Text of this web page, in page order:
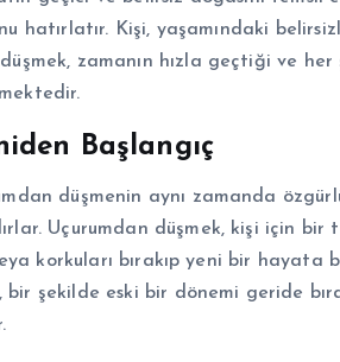
hatırlatır. Kişi, yaşamındaki
zamanın hızla geçtiği ve
Başlangıç
düşmenin aynı zamanda
Uçurumdan düşmek, kişi için bir
korkuları bırakıp yeni bir
bir şekilde eski bir dönemi geride